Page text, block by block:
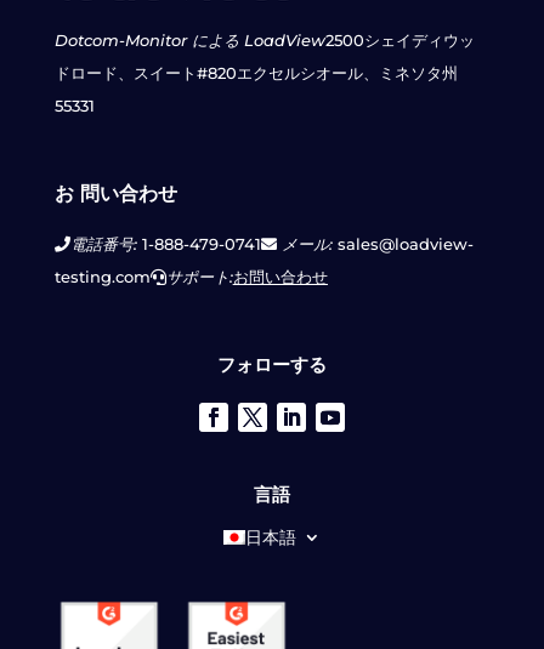
Dotcom-Monitor による LoadView2500シェイディウッ
ドロード、スイート#820エクセルシオール、ミネソタ州
55331
お 問い合わせ
電話番号:1-888-479-0741 メール:sales@loadview-
testing.com
サポート:お問い合わせ
フォローする
言語
日本語